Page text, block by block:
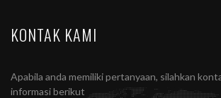
KONTAK KAMI
Apabila anda memiliki pertanyaan, silahkan
informasi berikut